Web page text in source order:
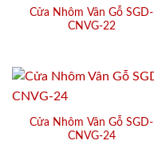
Cửa Nhôm Vân Gỗ SGD-
CNVG-22
Cửa Nhôm Vân Gỗ SGD-
CNVG-24